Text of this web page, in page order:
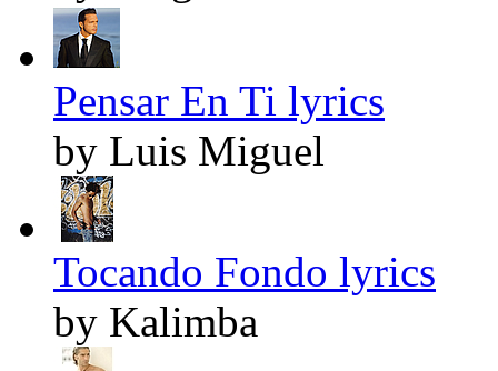
Pensar En Ti lyrics
by Luis Miguel
Tocando Fondo lyrics
by Kalimba